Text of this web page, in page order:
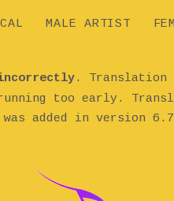
. Translation
too early.
was added in version
MALE ARTIST